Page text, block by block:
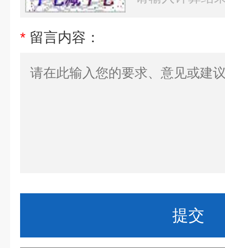
* 留言内容：